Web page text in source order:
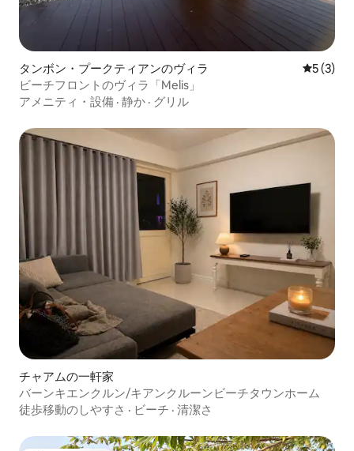
タンボン・プークティアンのヴィラ レビュー
5 (3)
ビーチフロントのヴィラ「Melis」
アメニティ・設備 · 静か · グリル
チャアムの一軒家
バーンキエンクルン/キアンクルーンビーチタウンホーム
徒歩移動のしやすさ · ビーチ · 清潔さ